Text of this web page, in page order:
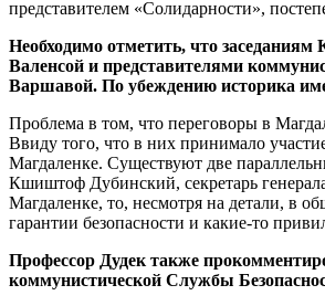
представителем «Солидарности»,
Необходимо отметить, что
Валенсой и представителями
Варшавой. По убеждению историка
Проблема в том, что переговоры в
Ввиду того, что в них принимало
Магдаленке. Существуют две
Кшиштоф Дубинский, секретарь
Магдаленке, то, несмотря на детали, в
гарантии безопасности и какие-то
Профессор Дудек также
коммунистической Службы